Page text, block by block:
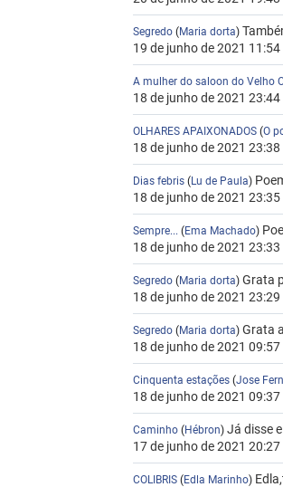
Segredo (Maria dorta)
19 de junho de 2021 11:54
A mulher do saloon do Velho
18 de junho de 2021 23:44
OLHARES APAIXONADOS (O
18 de junho de 2021 23:38
Dias febris (Lu de Paula)
18 de junho de 2021 23:35
Sempre... (Ema Machado)
18 de junho de 2021 23:33
Segredo (Maria dorta)Grata
18 de junho de 2021 23:29
Segredo (Maria dorta)Grata
18 de junho de 2021 09:57
Cinquenta estações (Jose
18 de junho de 2021 09:37
Caminho (Hébron)Já disse
17 de junho de 2021 20:27
COLIBRIS(Edla Marinho)